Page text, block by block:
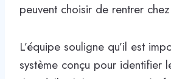
peuvent choisir de rentrer
L’équipe souligne qu’il est
système conçu pour identifier